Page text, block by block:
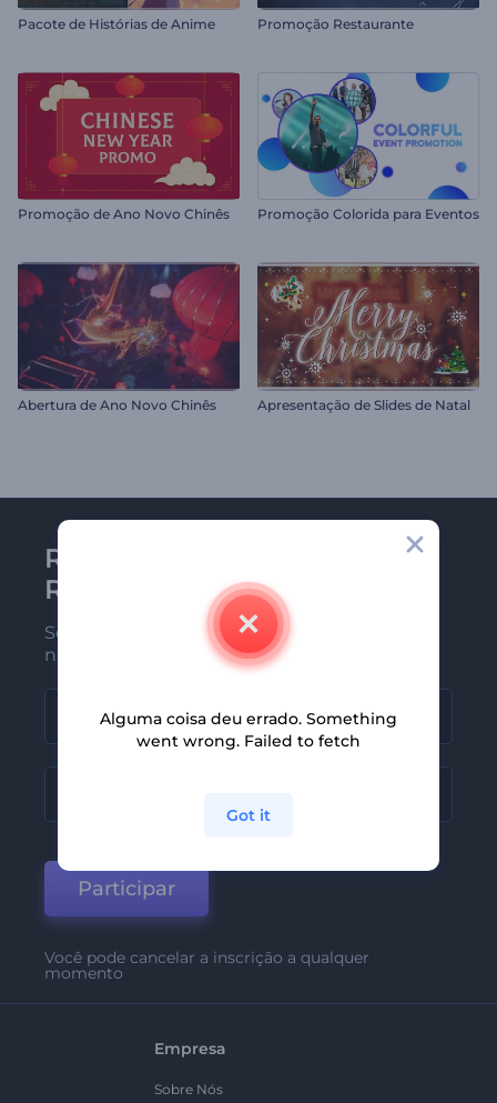
Pacote de Histórias de Anime Promoção Restaurante
Promoção de Ano Novo Chinês Promoção Colorida para Eventos
Abertura de Ano Novo Chinês Apresentação de Slides de Natal
Receba a newsletter da
Renderforest
Seja um dos primeiros a receber
nossas últimas novidades e ofertas
Participar
Você pode cancelar a inscrição a qualquer
momento
Empresa
Sobre Nós
Alguma coisa deu errado. Something
went wrong. Failed to fetch
Got it